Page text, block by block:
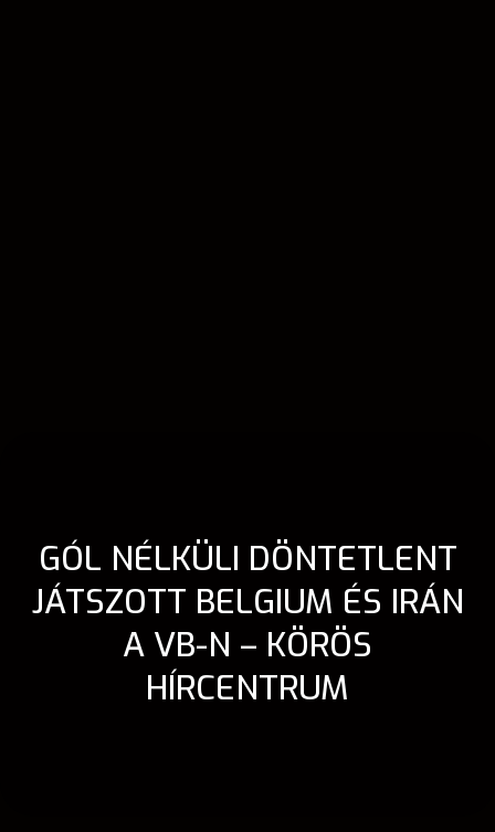
GÓL NÉLKÜLI DÖNTETLENT
JÁTSZOTT BELGIUM ÉS IRÁN
A VB-N – KÖRÖS
HÍRCENTRUM